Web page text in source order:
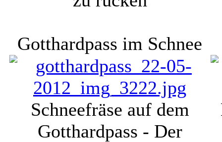
Gotthardpass im Schnee
Schneefräse auf dem
Gotthardpass - Der